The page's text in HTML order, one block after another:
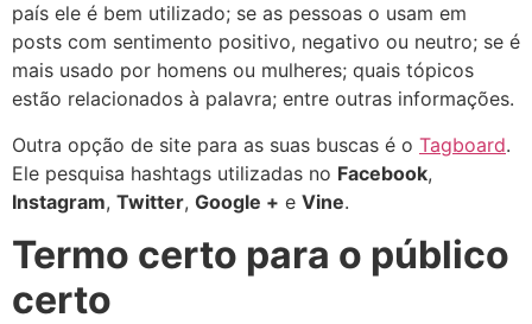
país ele é bem utilizado; se as pessoas o usam em
posts com sentimento positivo, negativo ou neutro; se é
mais usado por homens ou mulheres; quais tópicos
estão relacionados à palavra; entre outras informações.
Outra opção de site para as suas buscas é o Tagboard.
Ele pesquisa hashtags utilizadas no Facebook,
Instagram, Twitter, Google + e Vine.
Termo certo para o público
certo